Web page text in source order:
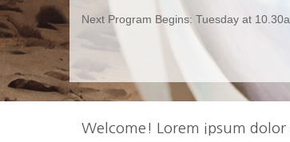
Next Program Begins: Tuesday at
Welcome! Lorem ipsum